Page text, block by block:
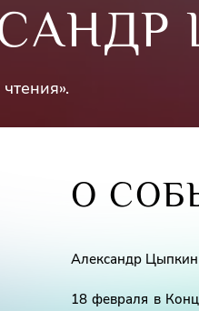
О
Александр
18 февраля в